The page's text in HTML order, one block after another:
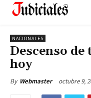
NACIONALES
Descenso
hoy
By Webmaster octubre 9,